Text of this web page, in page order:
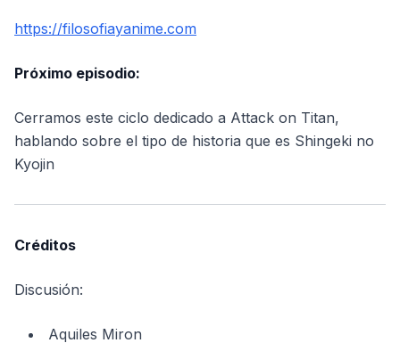
https://filosofiayanime.com
Próximo episodio:
Cerramos este ciclo dedicado a Attack on Titan,
hablando sobre el tipo de historia que es Shingeki no
Kyojin
Créditos
Discusión:
Aquiles Miron